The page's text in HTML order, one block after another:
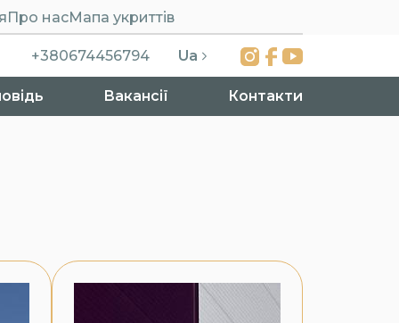
Про насМапа укриттів
+380674456794 Ua
Вакансії Контакти